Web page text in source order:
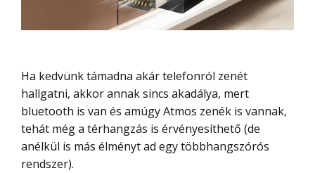
Ha kedvünk támadna akár telefonról zenét
hallgatni, akkor annak sincs akadálya, mert
bluetooth is van és amúgy Atmos zenék is vannak,
tehát még a térhangzás is érvényesíthető (de
anélkül is más élményt ad egy többhangszórós
rendszer).